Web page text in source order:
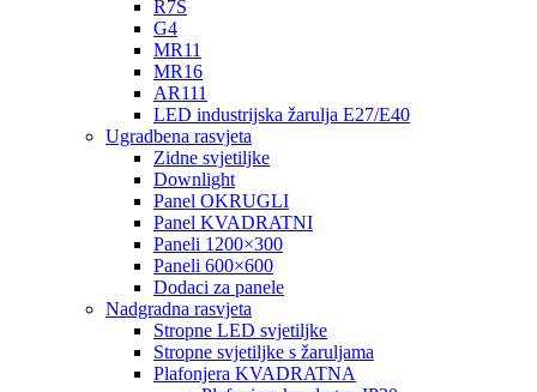
R7S
G4
MR11
MR16
AR111
LED industrijska žarulja E27/E40
Ugradbena rasvjeta
Zidne svjetiljke
Downlight
Panel OKRUGLI
Panel KVADRATNI
Paneli 1200×300
Paneli 600×600
Dodaci za panele
Nadgradna rasvjeta
Stropne LED svjetiljke
Stropne svjetiljke s žaruljama
Plafonjera KVADRATNA